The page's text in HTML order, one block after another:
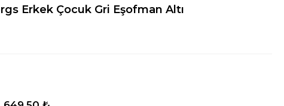
Erkek Çocuk Gri Eşofman Altı